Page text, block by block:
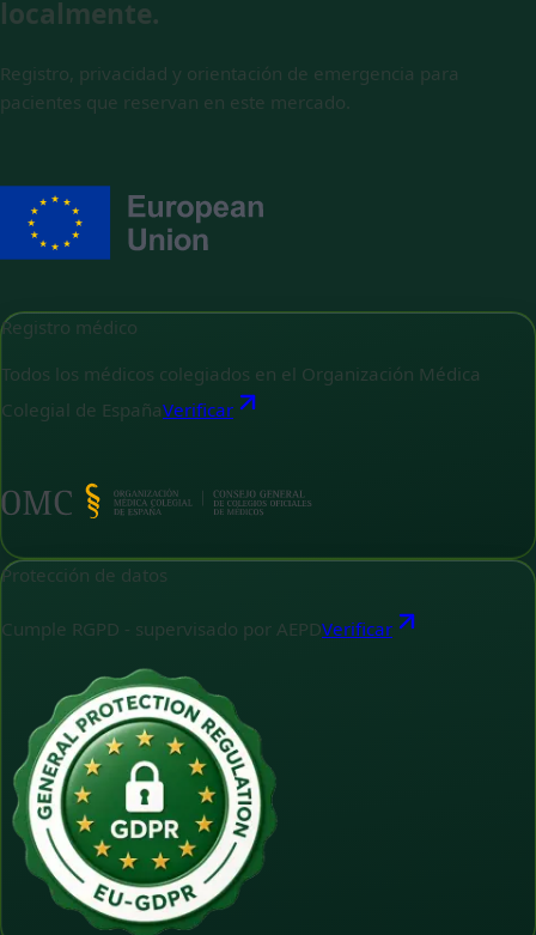
localmente.
Registro, privacidad y orientación de emergencia para
pacientes que reservan en este mercado.
Registro médico
Todos los médicos colegiados en el Organización Médica
Colegial de EspañaVerificar
Protección de datos
Cumple RGPD - supervisado por AEPDVerificar